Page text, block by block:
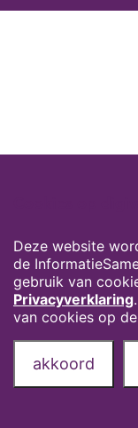
Deze website
de
gebruik van
Privacyverklaring
van cookies op
akkoord